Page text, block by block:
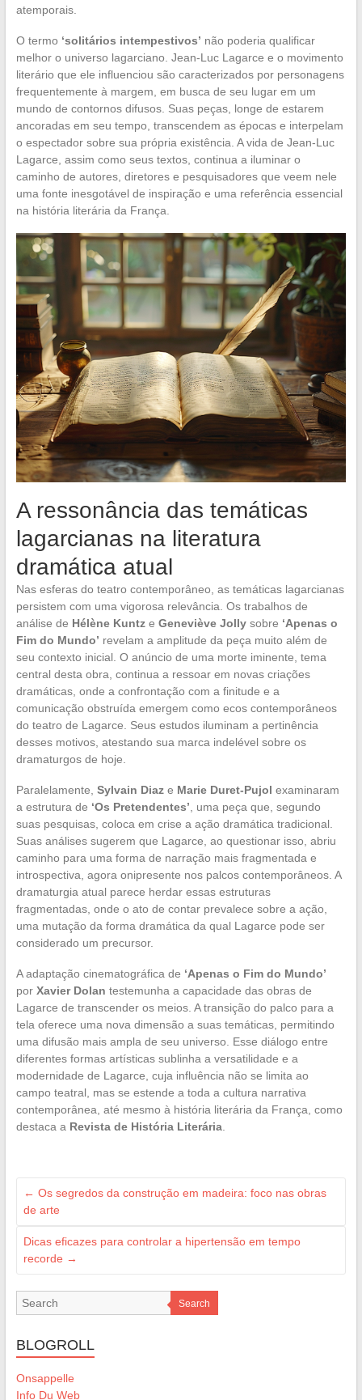
atemporais.
O termo ‘solitários intempestivos’ não poderia qualificar
melhor o universo lagarciano. Jean-Luc Lagarce e o movimento
literário que ele influenciou são caracterizados por personagens
frequentemente à margem, em busca de seu lugar em um
mundo de contornos difusos. Suas peças, longe de estarem
ancoradas em seu tempo, transcendem as épocas e interpelam
o espectador sobre sua própria existência. A vida de Jean-Luc
Lagarce, assim como seus textos, continua a iluminar o
caminho de autores, diretores e pesquisadores que veem nele
uma fonte inesgotável de inspiração e uma referência essencial
na história literária da França.
A ressonância das temáticas
lagarcianas na literatura
dramática atual
Nas esferas do teatro contemporâneo, as temáticas lagarcianas
persistem com uma vigorosa relevância. Os trabalhos de
análise de Hélène Kuntze Geneviève Jollysobre ‘Apenas o
Fim do Mundo’ revelam a amplitude da peça muito além de
seu contexto inicial. O anúncio de uma morte iminente, tema
central desta obra, continua a ressoar em novas criações
dramáticas, onde a confrontação com a finitude e a
comunicação obstruída emergem como ecos contemporâneos
do teatro de Lagarce. Seus estudos iluminam a pertinência
desses motivos, atestando sua marca indelével sobre os
dramaturgos de hoje.
Paralelamente, Sylvain Diaze Marie Duret-Pujol examinaram
a estrutura de ‘Os Pretendentes’ , uma peça que, segundo
suas pesquisas, coloca em crise a ação dramática tradicional.
Suas análises sugerem que Lagarce, ao questionar isso, abriu
caminho para uma forma de narração mais fragmentada e
introspectiva, agora onipresente nos palcos contemporâneos. A
dramaturgia atual parece herdar essas estruturas
fragmentadas, onde o ato de contar prevalece sobre a ação,
uma mutação da forma dramática da qual Lagarce pode ser
considerado um precursor.
A adaptação cinematográfica de ‘Apenas o Fim do Mundo’
por Xavier Dolan testemunha a capacidade das obras de
Lagarce de transcender os meios. A transição do palco para a
tela oferece uma nova dimensão a suas temáticas, permitindo
uma difusão mais ampla de seu universo. Esse diálogo entre
diferentes formas artísticas sublinha a versatilidade e a
modernidade de Lagarce, cuja influência não se limita ao
campo teatral, mas se estende a toda a cultura narrativa
contemporânea, até mesmo à história literária da França, como
destaca a Revista de História Literária.
← Os segredos da construção em madeira: foco nas obras
de arte
Dicas eficazes para controlar a hipertensão em tempo
recorde →
Search
BLOGROLL
Onsappelle
Info Du Web